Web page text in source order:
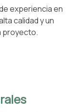
experiencia en
calidad y un
proyecto.